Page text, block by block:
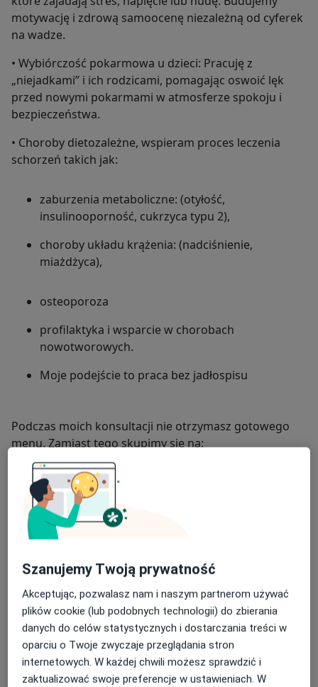
motywację i zdrową samoocenę niezależną od cyferek
na wadze.
• Wybiórczość pokarmowa u dzieci: Pracuję z
„niejadkami” i ich rodzicami, pomagając oswoić lęk
przed nowymi pokarmami w atmosferze spokoju i
bezpieczeństwa.
• Choroby dietozależne, wspieram proces leczenia
schorzeń takich jak:
zaburzenia metaboliczne: (otyłość,
insulinooporność, cukrzyca typu 2),
choroby układu krążenia: (nadciśnienie,
miażdżyca),
osteoporoza
profilaktyka i wsparcie w chorobach
nowotworowych.
Moje podejście to praca bez jadłospisu
Podczas moich konsultacji nie otrzymasz gotowego
menu. Zamiast tego skupimy się na:
• Trwałej redukcji masy ciała bez efektu jojo i poczucia
straty.
• Pracą nad relacją z jedzeniem (jedzenie pod
wpływem stresu, napięcia lub nudy).
• Edukacji żywieniowej: nauczę Cię, jak czytać etykiety i
​• Budowaniu motywacji, chęci do zmian i branie
odpowiedzialności za własną dietę.
• Trwałej zmianie nawyków bez poczucia straty.
• Zrozumieniu głodu fizjologicznego i emocjonalnego.
• Odzyskaniu radości z jedzenia bez lęku i wyrzutów
sumienia.
opartego na wiedzy, empatii i pełnym
zrozumieniu Twoich indywidualnych potrzeb.
Wspólnie wypracujemy styl życia, który
zostanie z Tobą na zawsze
więcejO mnie
Szanujemy Twoją prywatność
Akceptując, pozwalasz nam i naszym partnerom używać
plików cookie (lub podobnych technologii) do zbierania
danych do celów statystycznych i dostarczania treści w
oparciu o Twoje zwyczaje przeglądania stron
internetowych. W każdej chwili możesz sprawdzić i
zaktualizować swoje preferencje w ustawieniach. W